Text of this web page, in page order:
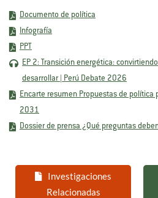
Documento de política
Infografía
PPT
EP 2: Transición energética:
desarrollar | Perú Debate 2026
Encarte resumen Propuestas de
2031
Dossier de prensa ¿Qué preguntas
Investigaciones
Relacionadas